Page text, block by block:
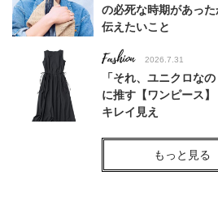
の必死な時期があっ
伝えたいこと
Fashion 2026.7.31
「それ、ユニクロな
に推す【ワンピース
キレイ見え
Fashion
初夏はこれさえあれ